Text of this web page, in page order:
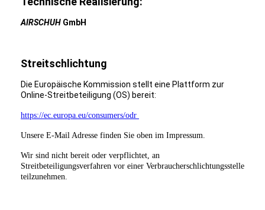
AIRSCHUH GmbH
Streitschlichtung
Die Europäische Kommission stellt eine Plattform zur
Online-Streitbeteiligung (OS) bereit:
https://ec.europa.eu/consumers/odr
Unsere E-Mail Adresse finden Sie oben im Impressum.
Wir sind nicht bereit oder verpflichtet, an
Streitbeteiligungsverfahren vor einer Verbraucherschlichtungsstelle
teilzunehmen.